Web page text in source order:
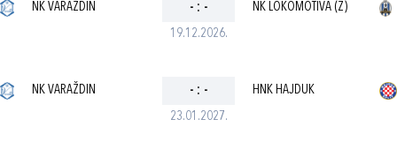
19.12.2026.
NK VARAŽDIN - : - NK LOKOMOTIVA (Z)
23.01.2027.
NK VARAŽDIN - : - HNK HAJDUK